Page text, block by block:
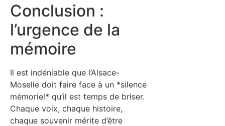
Conclusion :
l’urgence de la
mémoire
Il est indéniable que l’Alsace-
Moselle doit faire face à un *silence
mémoriel* qu’il est temps de briser.
Chaque voix, chaque histoire,
chaque souvenir mérite d’être